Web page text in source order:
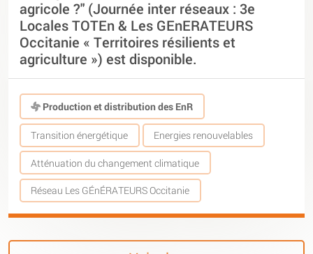
agricole ?" (Journée inter réseaux : 3e
Locales TOTEn & Les GEnERATEURS
Occitanie « Territoires résilients et
agriculture ») est disponible.
Production et distribution des EnR
Transition énergétique Energies renouvelables
Atténuation du changement climatique
Réseau Les GÉnÉRATEURS Occitanie